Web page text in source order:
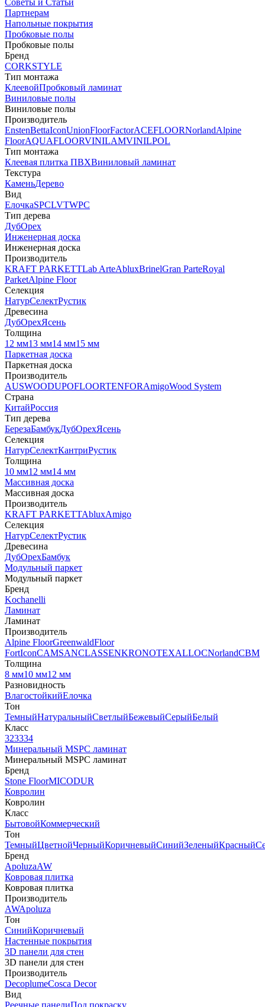
Советы и Статьи
Партнерам
Напольные покрытия
Пробковые полы
Пробковые полы
Бренд
CORKSTYLE
Тип монтажа
КлеевойПробковый ламинат
Виниловые полы
Виниловые полы
Производитель
EnstenBettaIconUnionFloorFactorACEFLOORNorlandAlpine
FloorAQUAFLOORVINILAMVINILPOL
Тип монтажа
Клеевая плитка ПВХВиниловый ламинат
Текстура
КаменьДерево
Вид
ЕлочкаSPCLVTWPC
Тип дерева
ДубОрех
Инженерная доска
Инженерная доска
Производитель
KRAFT PARKETTLab ArteAbluxBrinelGran ParteRoyal
ParketAlpine Floor
Селекция
НатурСелектРустик
Древесина
ДубОрехЯсень
Толщина
12 мм13 мм14 мм15 мм
Паркетная доска
Паркетная доска
Производитель
AUSWOODUPOFLOORTENFORAmigoWood System
Страна
КитайРоссия
Тип дерева
БерезаБамбукДубОрехЯсень
Селекция
НатурСелектКантриРустик
Толщина
10 мм12 мм14 мм
Массивная доска
Массивная доска
Производитель
KRAFT PARKETTAbluxAmigo
Селекция
НатурСелектРустик
Древесина
ДубОрехБамбук
Модульный паркет
Модульный паркет
Бренд
Kochanelli
Ламинат
Ламинат
Производитель
Alpine FloorGreenwaldFloor
FortIconCAMSANCLASSENKRONOTEXALLOCNorlandCBM
Толщина
8 мм10 мм12 мм
Разновидность
ВлагостойкийЕлочка
Тон
ТемныйНатуральныйСветлыйБежевыйСерыйБелый
Класс
323334
Минеральный MSPC ламинат
Минеральный MSPC ламинат
Бренд
Stone FloorMICODUR
Ковролин
Ковролин
Класс
БытовойКоммерческий
Тон
ТемныйЦветнойЧерныйКоричневыйСинийЗеленыйКрасный
Бренд
ApoluzaAW
Ковровая плитка
Ковровая плитка
Производитель
AWApoluza
Тон
СинийКоричневый
Настенные покрытия
3D панели для стен
3D панели для стен
Производитель
DecoplumeCosca Decor
Вид
Реечные панелиПод покраску